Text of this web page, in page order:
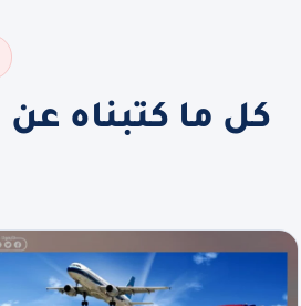
كل ما كتبناه